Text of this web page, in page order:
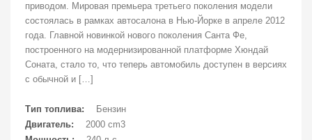
приводом. Мировая премьера третьего поколения модели
состоялась в рамках автосалона в Нью-Йорке в апреле 2012
года. Главной новинкой нового поколения Санта Фе,
построенного на модернизированной платформе Хюндай
Соната, стало то, что теперь автомобиль доступен в версиях
с обычной и […]
Тип топлива:
Бензин
Двигатель:
2000 cm3